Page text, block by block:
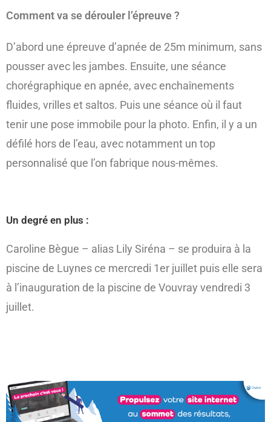
Comment va se dérouler l’épreuve ?
D’abord une épreuve d’apnée de 25m minimum, sans
pousser avec les jambes. Ensuite, une séance
chorégraphique en apnée, avec enchaînements
fluides, vrilles et saltos. Puis une séance où il faut
tenir une pose immobile pour la photo. Enfin, il y a un
défilé hors de l’eau, avec notamment un top
personnalisé que l’on fabrique nous-mêmes.
Un degré en plus :
Caroline Bègue – alias Lily Siréna – se produira à la
piscine de Luynes ce mercredi 1er juillet puis elle sera
à l’inauguration de la piscine de Vouvray vendredi 3
juillet.